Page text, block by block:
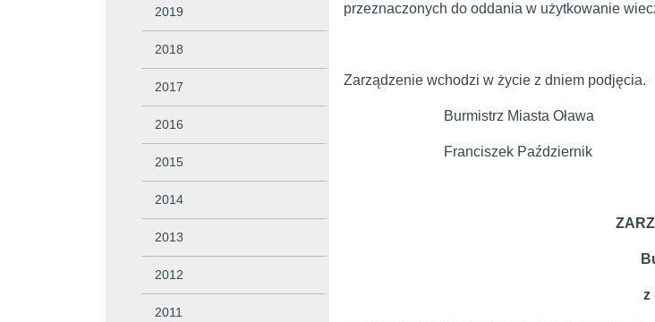
2019
2018
2017
2016
2015
2014
2013
2012
2011
przeznaczonych do oddania w użytkowanie
Zarządzenie wchodzi w życie z dniem podjęcia.
Burmistrz Miasta Oława
Franciszek Październik
z